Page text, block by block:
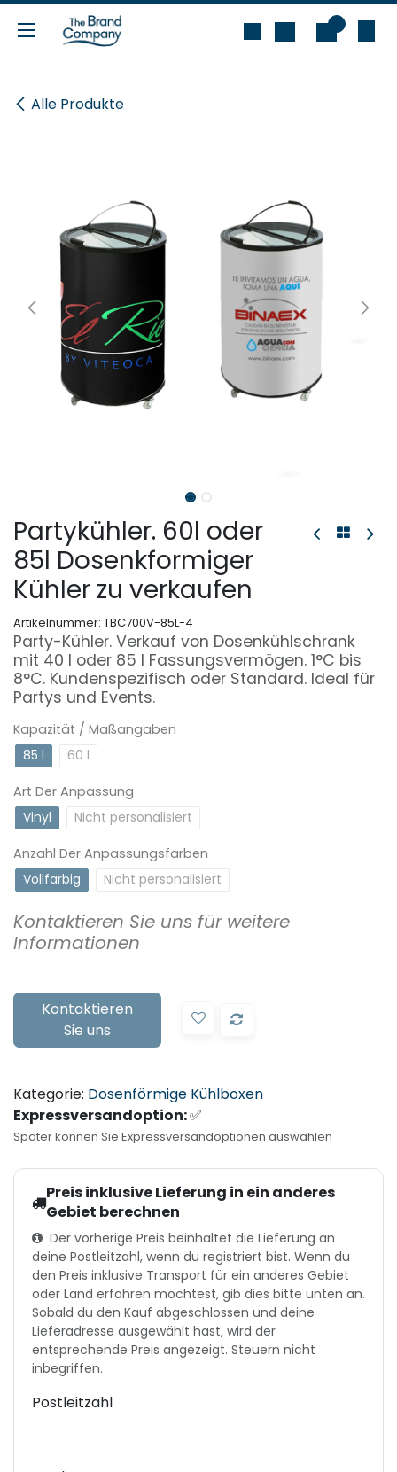
Zum Inhalt springen
Alle Produkte
Partykühler. 60l oder
85l Dosenkformiger
Kühler zu verkaufen
Artikelnummer: TBC700V-85L-4
Party-Kühler. Verkauf von Dosenkühlschrank
mit 40 l oder 85 l Fassungsvermögen. 1°C bis
8°C. Kundenspezifisch oder Standard. Ideal für
Partys und Events.
Kapazität / Maßangaben
85 l
60 l
Art Der Anpassung
Vinyl
Nicht personalisiert
Anzahl Der Anpassungsfarben
Vollfarbig
Nicht personalisiert​
Kontaktieren Sie uns für weitere
Informationen
Kontaktieren
Sie uns
Kategorie: Dosenförmige Kühlboxen
Expressversandoption:✅
Später können Sie Expressversandoptionen auswählen
Preis inklusive Lieferung in ein anderes
Gebiet berechnen
Der vorherige Preis beinhaltet die Lieferung an
deine Postleitzahl, wenn du registriert bist. Wenn du
den Preis inklusive Transport für ein anderes Gebiet
oder Land erfahren möchtest, gib dies bitte unten an.
Sobald du den Kauf abgeschlossen und deine
Lieferadresse ausgewählt hast, wird der
entsprechende Preis angezeigt. Steuern nicht
inbegriffen.
Postleitzahl